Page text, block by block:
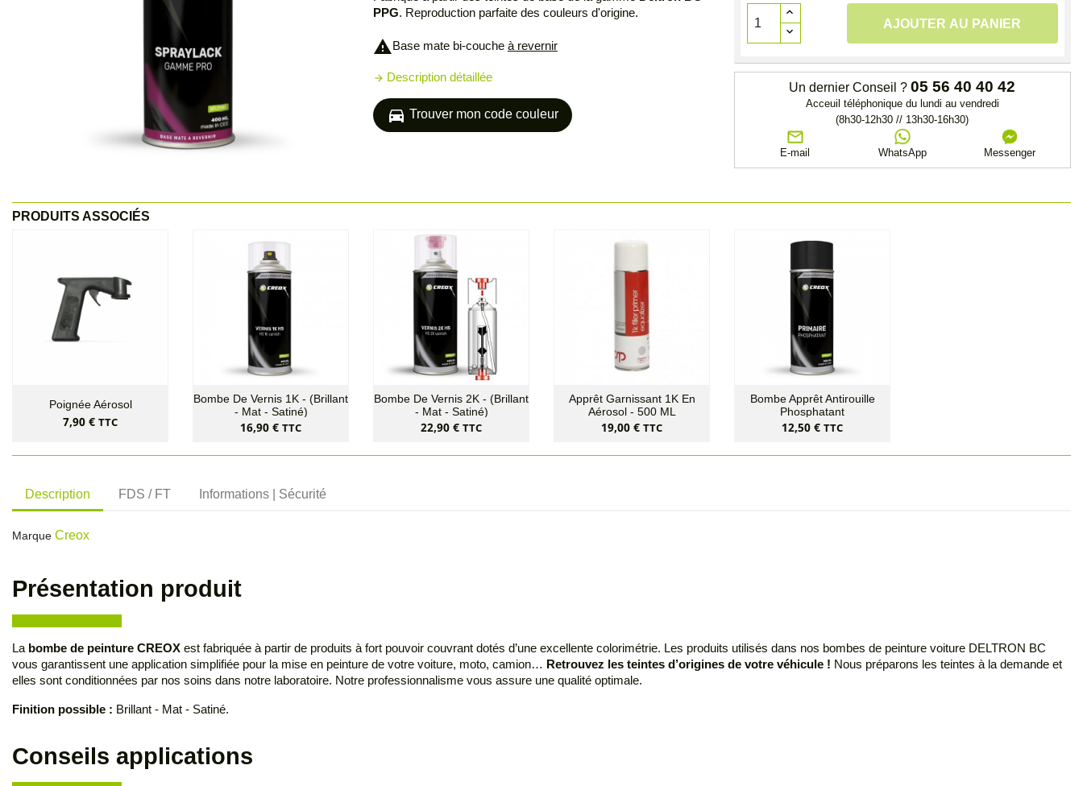
PPG. Reproduction parfaite des couleurs d'origine.
warningBase mate bi-couche à revernir
arrow_forward Description détaillée
directions_car Trouver mon code couleur
AJOUTER AU PANIER
Un dernier Conseil ? 05 56 40 40 42
Acceuil téléphonique du lundi au vendredi
(8h30-12h30 // 13h30-16h30)
E-mail WhatsApp Messenger
PRODUITS ASSOCIÉS
Poignée Aérosol
Prix
7,90 € TTC
Bombe De Vernis 1K - (Brillant
- Mat - Satiné)
Prix
16,90 € TTC
Bombe De Vernis 2K - (Brillant
- Mat - Satiné)
Prix
22,90 € TTC
Apprêt Garnissant 1K En
Aérosol - 500 ML
Prix
19,00 € TTC
Bombe Apprêt Antirouille
Phosphatant
Prix
12,50 € TTC
Description FDS / FT Informations | Sécurité
Marque Creox
Présentation produit
La bombe de peinture CREOX est fabriquée à partir de produits à fort pouvoir couvrant dotés d’une excellente colorimétrie. Les produits utilisés dans nos bombes de peinture voiture DELTRON BC
vous garantissent une application simplifiée pour la mise en peinture de votre voiture, moto, camion… Retrouvez les teintes d’origines de votre véhicule ! Nous préparons les teintes à la demande et
elles sont conditionnées par nos soins dans notre laboratoire. Notre professionnalisme vous assure une qualité optimale.
Finition possible : Brillant - Mat - Satiné.
Conseils applications